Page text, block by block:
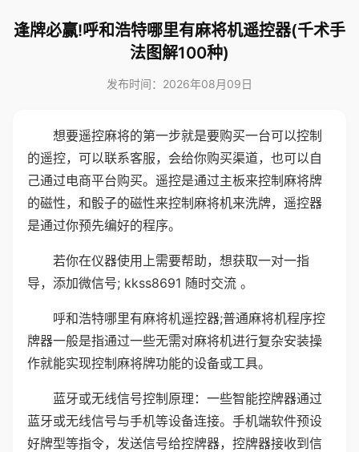
逢牌必赢!呼和浩特哪里有麻将机遥控器(千术手
法图解100种)
发布时间：2026年08月09日
想要遥控麻将的第一步就是要购买一台可以控制
的遥控，可以联系客服，会给你购买渠道，也可以自
己通过电商平台购买。遥控是通过主板来控制麻将牌
的磁性，和骰子的磁性来控制麻将机来洗牌，遥控器
是通过你预先编好的程序。
若你在仪器使用上需要帮助，想获取一对一指
导，添加微信号; kkss8691 随时交流 。
呼和浩特哪里有麻将机遥控器;普通麻将机程序控
牌器一般是指通过一些无需对麻将机进行复杂安装操
作就能实现控制麻将牌功能的设备或工具。
蓝牙或无线信号控制原理：一些智能控牌器通过
蓝牙或无线信号与手机等设备连接。手机端软件预设
好牌型等指令，发送信号给控牌器，控牌器接收到信